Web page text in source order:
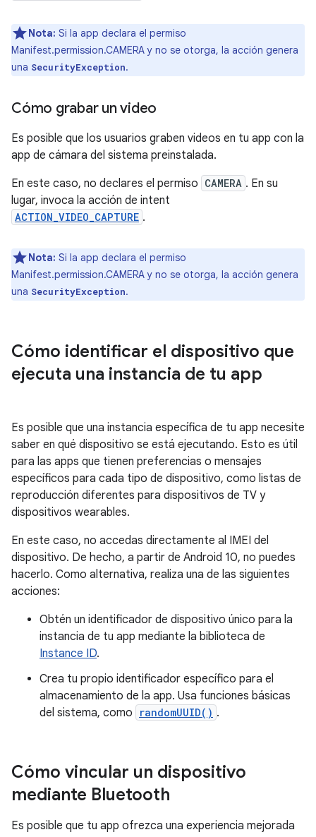
Nota: Si la app declara el permiso
Manifest.permission.CAMERA y no se otorga, la acción genera
una SecurityException.
Cómo grabar un video
Es posible que los usuarios graben videos en tu app con la
app de cámara del sistema preinstalada.
En este caso, no declares el permiso CAMERA . En su
lugar, invoca la acción de intent
ACTION_VIDEO_CAPTURE .
Nota: Si la app declara el permiso
Manifest.permission.CAMERA y no se otorga, la acción genera
una SecurityException.
Cómo identificar el dispositivo que
ejecuta una instancia de tu app
Es posible que una instancia específica de tu app necesite
saber en qué dispositivo se está ejecutando. Esto es útil
para las apps que tienen preferencias o mensajes
específicos para cada tipo de dispositivo, como listas de
reproducción diferentes para dispositivos de TV y
dispositivos wearables.
En este caso, no accedas directamente al IMEI del
dispositivo. De hecho, a partir de Android 10, no puedes
hacerlo. Como alternativa, realiza una de las siguientes
acciones:
Obtén un identificador de dispositivo único para la
instancia de tu app mediante la biblioteca de
Instance ID.
Crea tu propio identificador específico para el
almacenamiento de la app. Usa funciones básicas
del sistema, como
randomUUID() .
Cómo vincular un dispositivo
mediante Bluetooth
Es posible que tu app ofrezca una experiencia mejorada